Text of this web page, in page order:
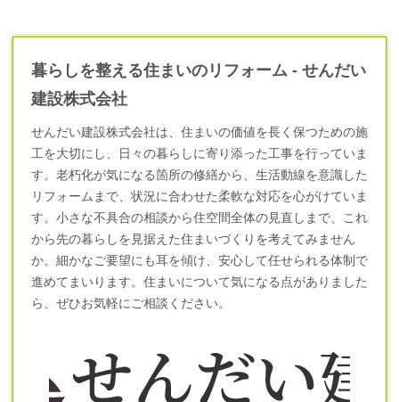
暮らしを整える住まいのリフォーム - せんだい
建設株式会社
せんだい建設株式会社は、住まいの価値を長く保つための施
工を大切にし、日々の暮らしに寄り添った工事を行っていま
す。老朽化が気になる箇所の修繕から、生活動線を意識した
リフォームまで、状況に合わせた柔軟な対応を心がけていま
す。小さな不具合の相談から住空間全体の見直しまで、これ
から先の暮らしを見据えた住まいづくりを考えてみません
か。細かなご要望にも耳を傾け、安心して任せられる体制で
進めてまいります。住まいについて気になる点がありました
ら、ぜひお気軽にご相談ください。